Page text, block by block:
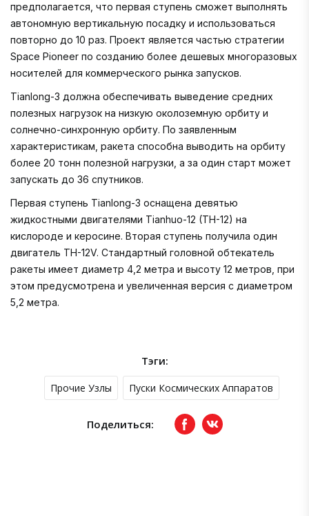
предполагается, что первая ступень сможет выполнять
автономную вертикальную посадку и использоваться
повторно до 10 раз. Проект является частью стратегии
Space Pioneer по созданию более дешевых многоразовых
носителей для коммерческого рынка запусков.
Tianlong-3 должна обеспечивать выведение средних
полезных нагрузок на низкую околоземную орбиту и
солнечно-синхронную орбиту. По заявленным
характеристикам, ракета способна выводить на орбиту
более 20 тонн полезной нагрузки, а за один старт может
запускать до 36 спутников.
Первая ступень Tianlong-3 оснащена девятью
жидкостными двигателями Tianhuo-12 (TH-12) на
кислороде и керосине. Вторая ступень получила один
двигатель TH-12V. Стандартный головной обтекатель
ракеты имеет диаметр 4,2 метра и высоту 12 метров, при
этом предусмотрена и увеличенная версия с диаметром
5,2 метра.
Тэги:
Прочие Узлы Пуски Космических Аппаратов
Поделиться: FacebookвКонтакте